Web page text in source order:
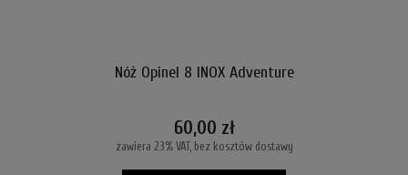
Nóż Opinel 8 INOX Adventure
60,00 zł
zawiera 23% VAT, bez kosztów dostawy